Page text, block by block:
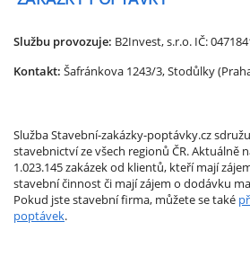
Službu provozuje: B2Invest, s.r.o. IČ:
Kontakt: Šafránkova 1243/3, Stodůlky
Služba Stavební-zakázky-poptávky.cz
stavebnictví ze všech regionů ČR. Aktuálně
1.023.145 zakázek od klientů, kteří mají
stavební činnost či mají zájem o dodávku
Pokud jste stavební firma, můžete se také
poptávek.